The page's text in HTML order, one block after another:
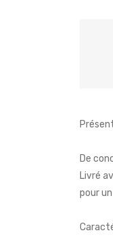
De
Livré
pour